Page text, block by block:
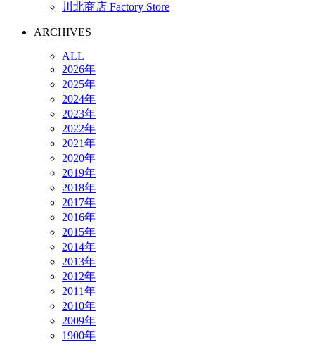
川北商店 Factory Store
ARCHIVES
ALL
2026年
2025年
2024年
2023年
2022年
2021年
2020年
2019年
2018年
2017年
2016年
2015年
2014年
2013年
2012年
2011年
2010年
2009年
1900年